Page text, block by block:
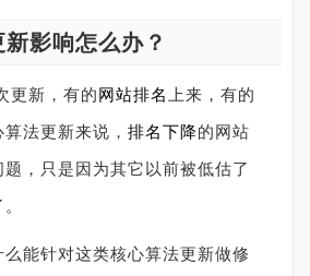
影响怎么办？
更新，有的网站排名 上来，有的
法更新来说， 排名下降的网站
，只是因为其它以前被低估了
能针对这类核心算法更新做修